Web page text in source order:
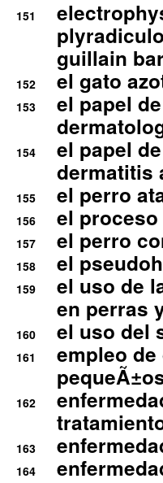
151
guillain
152 el gato
153
el papel
154
el papel
dermatitis
155 el perro
156 el
157 el perro
158 el
159
el uso de
en perras
160 el uso del
161
empleo
162
163
164